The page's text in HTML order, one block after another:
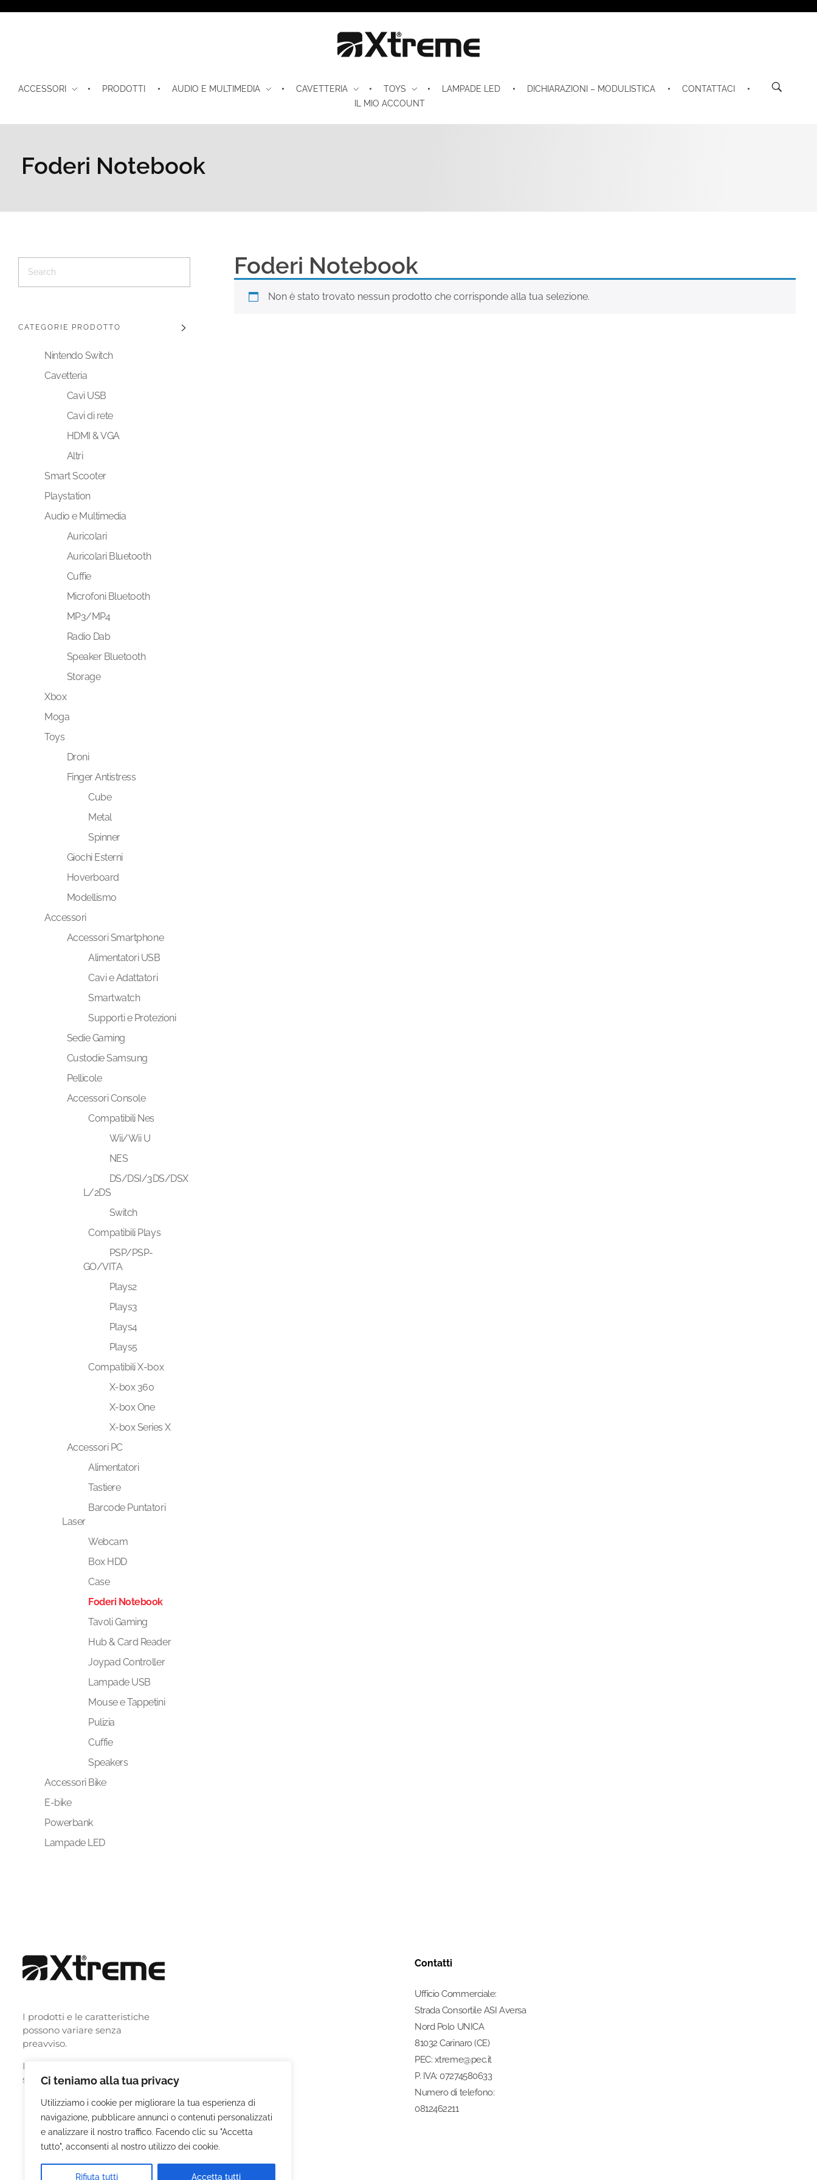
Ci teniamo alla tua privacy
Utilizziamo i cookie per migliorare la tua esperienza di
navigazione, pubblicare annunci o contenuti personalizzati
e analizzare il nostro traffico. Facendo clic su "Accetta
tutto", acconsenti al nostro utilizzo dei cookie.
Rifiuta tutti Accetta tutti
ACCESSORI PRODOTTI AUDIO E MULTIMEDIA CAVETTERIA TOYS LAMPADE LED DICHIARAZIONI – MODULISTICA
CONTATTACI
IL MIO ACCOUNT
Foderi Notebook
Foderi Notebook
Non è stato trovato nessun prodotto che corrisponde alla tua selezione.
CATEGORIE PRODOTTO
Nintendo Switch
Cavetteria
Cavi USB
Cavi di rete
HDMI & VGA
Altri
Smart Scooter
Playstation
Audio e Multimedia
Auricolari
Auricolari Bluetooth
Cuffie
Microfoni Bluetooth
MP3/MP4
Radio Dab
Speaker Bluetooth
Storage
Xbox
Moga
Toys
Droni
Finger Antistress
Cube
Metal
Spinner
Giochi Esterni
Hoverboard
Modellismo
Accessori
Accessori Smartphone
Alimentatori USB
Cavi e Adattatori
Smartwatch
Supporti e Protezioni
Sedie Gaming
Custodie Samsung
Pellicole
Accessori Console
Compatibili Nes
Wii/Wii U
NES
DS/DSI/3DS/DSX
L/2DS
Switch
Compatibili Plays
PSP/PSP-
GO/VITA
Plays2
Plays3
Plays4
Plays5
Compatibili X-box
X-box 360
X-box One
X-box Series X
Accessori PC
Alimentatori
Tastiere
Barcode Puntatori
Laser
Webcam
Box HDD
Case
Foderi Notebook
Tavoli Gaming
Hub & Card Reader
Joypad Controller
Lampade USB
Mouse e Tappetini
Pulizia
Cuffie
Speakers
Accessori Bike
E-bike
Powerbank
Lampade LED
I prodotti e le caratteristiche
possono variare senza
preavviso.
I nomi i loghi e le immagini
sono dei legittimi proprietari.
Contatti
Ufficio Commerciale:
Strada Consortile ASI Aversa
Nord Polo UNICA
81032 Carinaro (CE)
PEC: xtreme@pec.it
P. IVA: 07274580633
Numero di telefono:
0812462211